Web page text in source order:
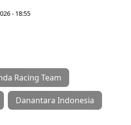
- 18:55
Racing Team
Danantara Indonesia